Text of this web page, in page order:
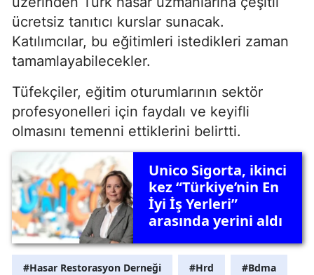
ücretsiz tanıtıcı kurslar sunacak.
Katılımcılar, bu eğitimleri istedikleri zaman
tamamlayabilecekler.
Tüfekçiler, eğitim oturumlarının sektör
profesyonelleri için faydalı ve keyifli
olmasını temenni ettiklerini belirtti.
Unico Sigorta, ikinci
kez “Türkiye’nin En
İyi İş Yerleri”
arasında yerini aldı
#Hasar Restorasyon Derneği #Hrd #Bdma